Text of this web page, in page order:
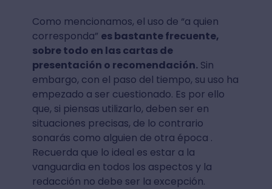
Como mencionamos, el uso de “a quien
corresponda” es bastante frecuente,
sobre todo en las cartas de
presentación o recomendación.Sin
embargo, con el paso del tiempo, su uso ha
empezado a ser cuestionado. Es por ello
que, si piensas utilizarlo, deben ser en
situaciones precisas, de lo contrario
sonarás como alguien de otra época .
Recuerda que lo ideal es estar a la
vanguardia en todos los aspectos y la
redacción no debe ser la excepción.